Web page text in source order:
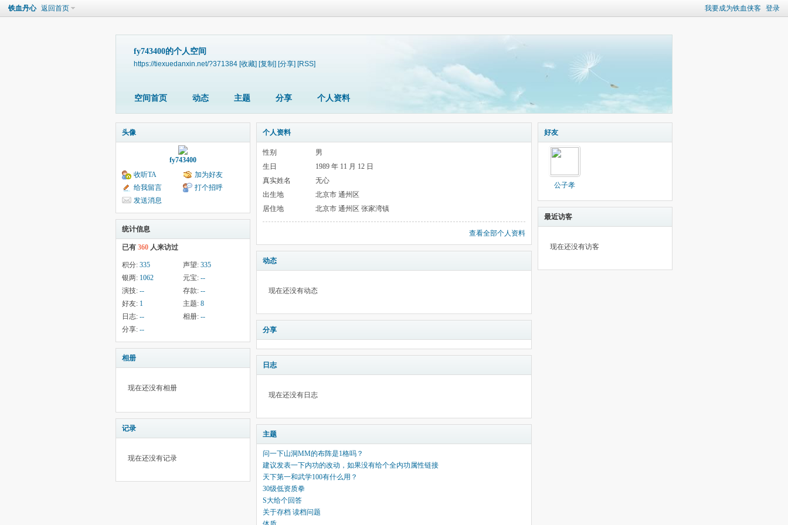
我要成为铁血侠客 登录
铁血丹心 返回首页
fy743400的个人空间
https://tiexuedanxin.net/?371384 [收藏] [复制] [分享] [RSS]
空间首页 动态 主题 分享 个人资料
头像
fy743400
收听TA
加为好友
给我留言
打个招呼
发送消息
统计信息
已有 360 人来访过
积分: 335 声望: 335
银两: 1062 元宝: --
演技: -- 存款: --
好友: 1 主题: 8
日志: -- 相册: --
分享: --
相册
现在还没有相册
记录
现在还没有记录
个人资料
性别
男
生日
1989 年 11 月 12 日
真实姓名
无心
出生地
北京市 通州区
居住地
北京市 通州区 张家湾镇
查看全部个人资料
动态
现在还没有动态
分享
日志
现在还没有日志
主题
问一下山洞MM的布阵是1格吗？
建议发表一下内功的改动，如果没有给个全内功属性链接
天下第一和武学100有什么用？
30级低资质拳
S大给个回答
关于存档 读档问题
好友
公子孝
最近访客
现在还没有访客